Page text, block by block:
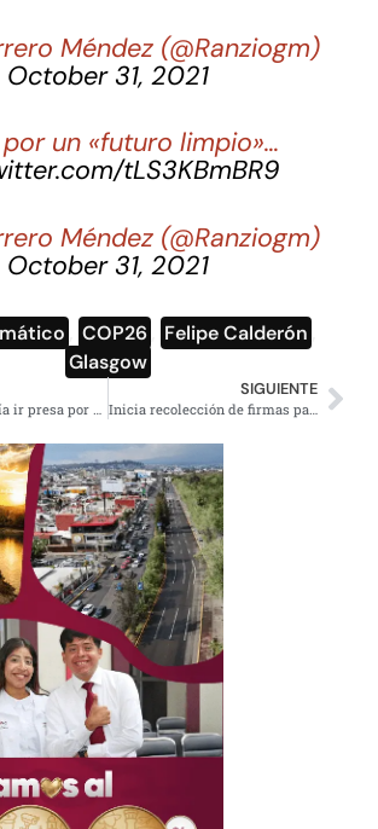
Méndez (@Ranziogm)
October 31, 2021
por un «futuro limpio»…
tLS3KBmBR9
Méndez (@Ranziogm)
October 31, 2021
COP26 Felipe Calderón
Glasgow
Influencer podría ir presa por ayudar a su madre a fugarse de la cárcel
SIGUIENTE
Inicia recolección de firmas para revocación de mandato